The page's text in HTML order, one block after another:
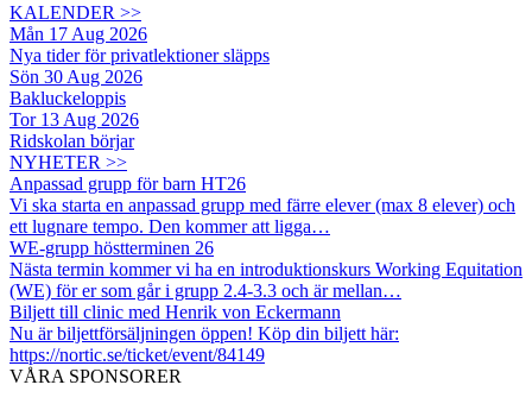
KALENDER >>
Mån 17 Aug 2026
Nya tider för privatlektioner släpps
Sön 30 Aug 2026
Bakluckeloppis
Tor 13 Aug 2026
Ridskolan börjar
NYHETER >>
Anpassad grupp för barn HT26
Vi ska starta en anpassad grupp med färre elever (max 8 elever) och
ett lugnare tempo. Den kommer att ligga…
WE-grupp höstterminen 26
Nästa termin kommer vi ha en introduktionskurs Working Equitation
(WE) för er som går i grupp 2.4-3.3 och är mellan…
Biljett till clinic med Henrik von Eckermann
Nu är biljettförsäljningen öppen! Köp din biljett här:
https://nortic.se/ticket/event/84149
VÅRA SPONSORER